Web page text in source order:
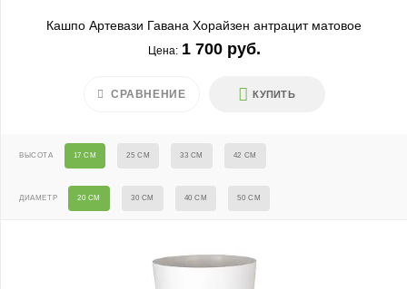
Кашпо Артевази Гавана Хорайзен антрацит матовое
Цена: 1 700 руб.
КУПИТЬ
СРАВНЕНИЕ
ВЫСОТА 17 СМ 25 СМ 33 СМ 42 СМ
ДИАМЕТР 20 СМ 30 СМ 40 СМ 50 СМ